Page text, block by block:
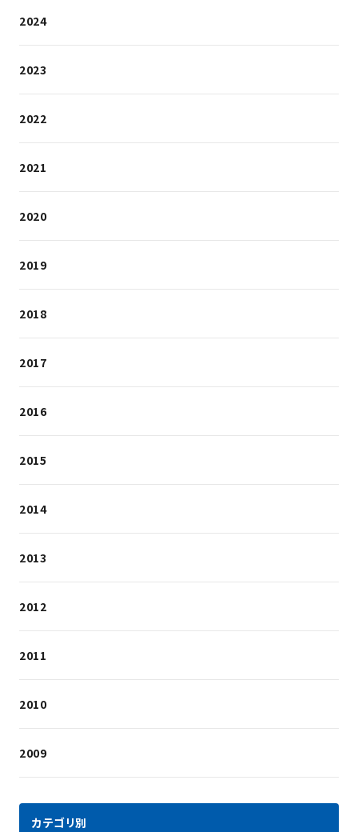
2024
2023
2022
2021
2020
2019
2018
2017
2016
2015
2014
2013
2012
2011
2010
2009
カテゴリ別